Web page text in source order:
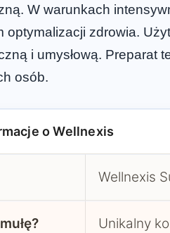
W warunkach
optymalizacji zdrowia.
i umysłową.
osób.
o Wellnexis
Wellnexis
Unikalny